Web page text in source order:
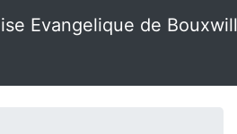
Evangelique de